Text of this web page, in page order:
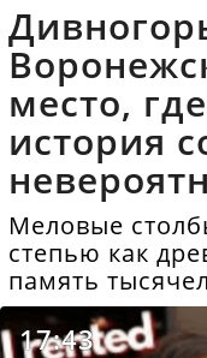
место,
история
Меловые
степью как
память
17:43